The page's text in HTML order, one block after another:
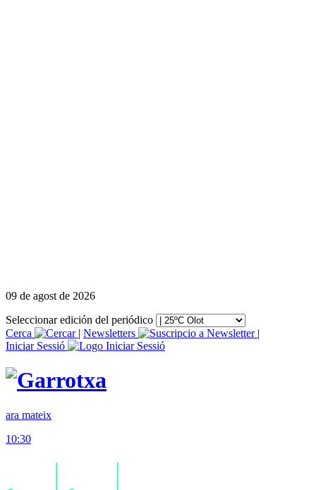
09 de agost de 2026
Seleccionar edición del periódico
Cerca
| Newsletters
|
Iniciar Sessió
ara mateix
10:30